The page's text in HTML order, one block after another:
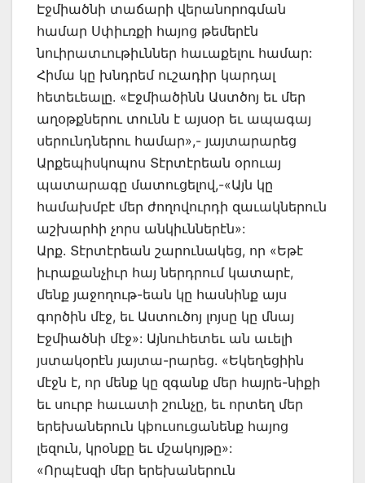
Էջմիածնի տաճարի վերանորոգման
համար Սփիւռքի հայոց թեմերէն
նուիրատւութիւններ հաւաքելու համար:
Հիմա կը խնդրեմ ուշադիր կարդալ
հետեւեալը. «Էջմիածինն Աստծոյ եւ մեր
աղօթքներու տունն է այսօր եւ ապագայ
սերունդներու համար»,- յայտարարեց
Արքեպիսկոպոս Տէրտէրեան օրուայ
պատարագը մատուցելով,-«Այն կը
համախմբէ մեր ժողովուրդի զաւակներուն
աշխարհի չորս անկիւններէն»:
Արք. Տէրտէրեան շարունակեց, որ «Եթէ
իւրաքանչիւր հայ ներդրում կատարէ,
մենք յաջողութ-եան կը հասնինք այս
գործին մէջ, եւ Աստուծոյ լոյսը կը մնայ
Էջմիածնի մէջ»: Այնուհետեւ ան աւելի
յստակօրէն յայտա-րարեց. «Եկեղեցիին
մէջն է, որ մենք կը զգանք մեր հայրե-նիքի
եւ սուրբ հաւատի շունչը, եւ որտեղ մեր
երեխաներուն կþուսուցանենք հայոց
լեզուն, կրօնքը եւ մշակոյթը»:
«Որպէսզի մեր երեխաներուն